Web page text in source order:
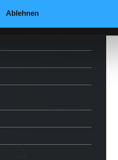
Ablehnen